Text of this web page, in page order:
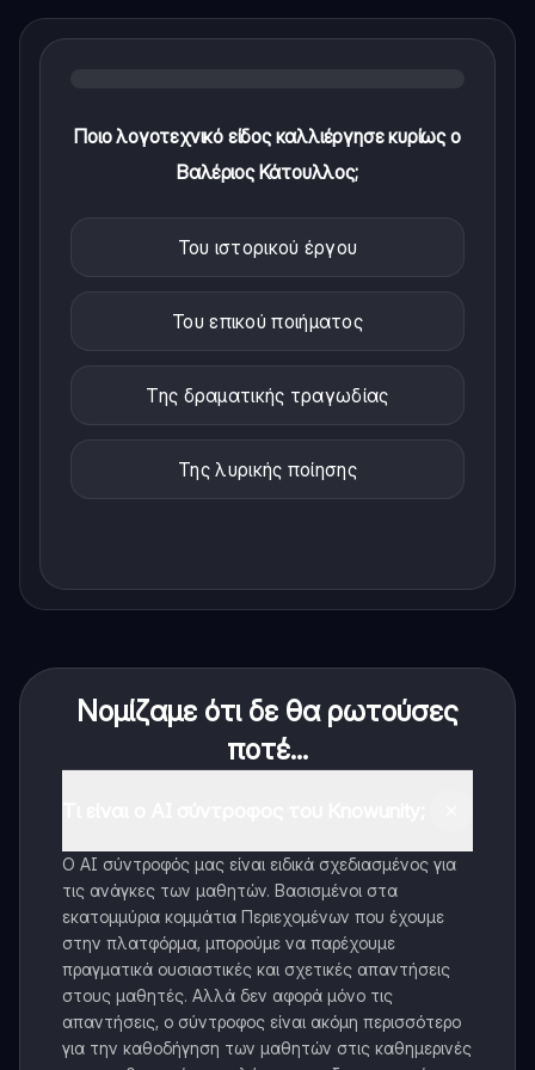
Ποιο λογοτεχνικό είδος καλλιέργησε κυρίως ο
Βαλέριος Κάτουλλος;
Του ιστορικού έργου
Του επικού ποιήματος
Της δραματικής τραγωδίας
Της λυρικής ποίησης
Νομίζαμε ότι δε θα ρωτούσες
ποτέ...
Ο AI σύντροφός μας είναι ειδικά σχεδιασμένος για
τις ανάγκες των μαθητών. Βασισμένοι στα
εκατομμύρια κομμάτια Περιεχομένων που έχουμε
στην πλατφόρμα, μπορούμε να παρέχουμε
πραγματικά ουσιαστικές και σχετικές απαντήσεις
στους μαθητές. Αλλά δεν αφορά μόνο τις
απαντήσεις, ο σύντροφος είναι ακόμη περισσότερο
για την καθοδήγηση των μαθητών στις καθημερινές